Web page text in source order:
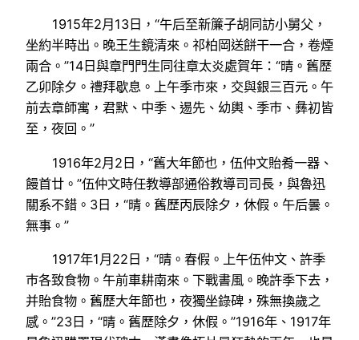
1915年2月13日，“午后至新簾子胡同訪小舅父，
坐約半時出。晚王生鏡清來。祁柏岡送餅干一合，卷煙
兩合。”14日與章門門生同往章太炎處賀年：“晴。舊歷
乙卯除夕。禮拜歇息。上午季巿來，交與銀三百元。午
前去章師寓，君默、中季、逷先、幼輿、季巿、彝初皆
至，夜回。”
1916年2月2日，“舊大年節也，伍仲文貽肴一器、
饅首廿。”伍仲文時任教導部通俗教導司司長，與魯迅
關系不錯。3日，“晴。舊歷丙辰除夕，休假。午后曇。
無事。”
1917年1月22日，“晴。春假。上午伍仲文、許季
巿各致食物。午前車耕南來。下戰書風。晚許季下去，
并貽食物。舊歷大年節也，夜獨坐錄碑，殊無換歲之
感。”23日，“晴。舊歷除夕，休假。”1916年、1917年